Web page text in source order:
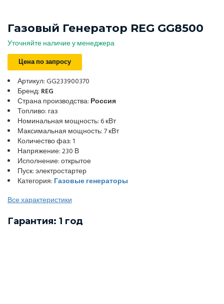
Газовый Генератор REG GG8500
Уточняйте наличие у менеджера
Цена по запросу
Артикул: GG233900370
Бренд: REG
Страна производства: Россия
Топливо: газ
Номинальная мощность: 6 кВт
Максимальная мощность: 7 кВт
Количество фаз: 1
Напряжение: 230 В
Исполнение: открытое
Пуск: электростартер
Категория: Газовые генераторы
Все характеристики
Гарантия: 1 год